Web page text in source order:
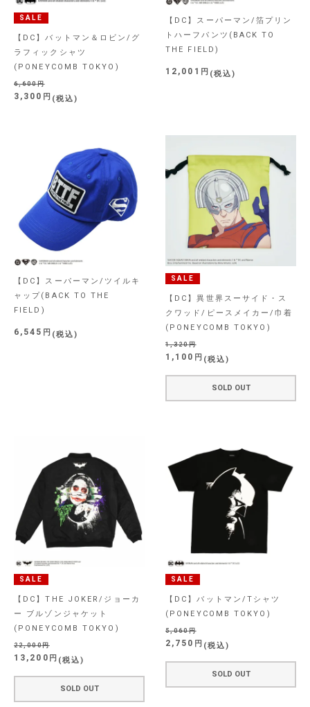
SALE
【DC】バットマン＆ロビン/グ
ラフィックシャツ
(PONEYCOMB TOKYO)
6,600
3,300 税込
【DC】スーパーマン/箔プリン
トハーフパンツ(BACK TO
THE FIELD)
12,001 税込
【DC】スーパーマン/ツイルキ
ャップ(BACK TO THE
FIELD)
6,545 税込
SALE
【DC】異世界スーサイド・ス
クワッド/ピースメイカー/巾着
(PONEYCOMB TOKYO)
1,320
1,100 税込
SOLD OUT
SALE
【DC】THE JOKER/ジョーカ
ー ブルゾンジャケット
(PONEYCOMB TOKYO)
22,000
13,200 税込
SOLD OUT
SALE
【DC】バットマン/Tシャツ
(PONEYCOMB TOKYO)
5,060
2,750 税込
SOLD OUT